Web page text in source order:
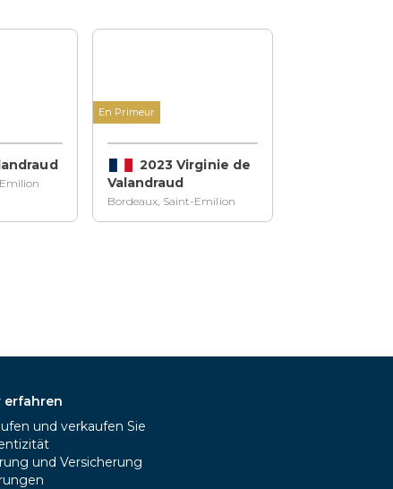
En Primeur
2023 Virginie de
Valandraud
Bordeaux, Saint-Emilion
Grand Cru
erfahren
und verkaufen Sie
und Versicherung